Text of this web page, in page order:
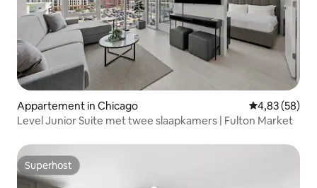
Appartement in Chicago Gemiddelde
4,83 (58)
Level Junior Suite met twee slaapkamers | Fulton Market
Superhost
Superhost